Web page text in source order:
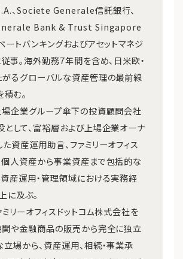
、Societe Generale信託銀行、
Bank & Trust Singapore
ートバンキングおよびアセットマネジ
事。海外勤務7年間を含め、日米欧・
がるグローバルな資産管理の最前線
む。
場企業グループ傘下の投資顧問会社
として、富裕層および上場企業オーナ
資産運用助言、ファミリーオフィス
個人資産から事業資産まで包括的な
産運用・管理領域における実務経
に及ぶ。
リーオフィスドットコム株式会社を
関や金融商品の販売から完全に独立
場から、資産運用、相続・事業承